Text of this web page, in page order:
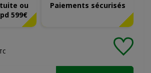
ou
599€
Paiements sécurisés